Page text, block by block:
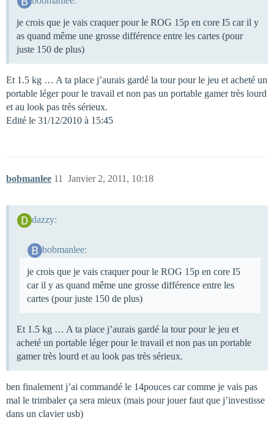
je crois que je vais craquer pour le ROG 15p en core I5 car il y
as quand même une grosse différence entre les cartes (pour
juste 150 de plus)
Et 1.5 kg … A ta place j’aurais gardé la tour pour le jeu et acheté un
portable léger pour le travail et non pas un portable gamer très lourd
et au look pas très sérieux.
Edité le 31/12/2010 à 15:45
bobmanlee Janvier 2, 2011, 10:18
11
dazzy:
bobmanlee:
je crois que je vais craquer pour le ROG 15p en core I5
car il y as quand même une grosse différence entre les
cartes (pour juste 150 de plus)
Et 1.5 kg … A ta place j’aurais gardé la tour pour le jeu et
acheté un portable léger pour le travail et non pas un portable
gamer très lourd et au look pas très sérieux.
ben finalement j’ai commandé le 14pouces car comme je vais pas
mal le trimbaler ça sera mieux (mais pour jouer faut que j’investisse
dans un clavier usb)